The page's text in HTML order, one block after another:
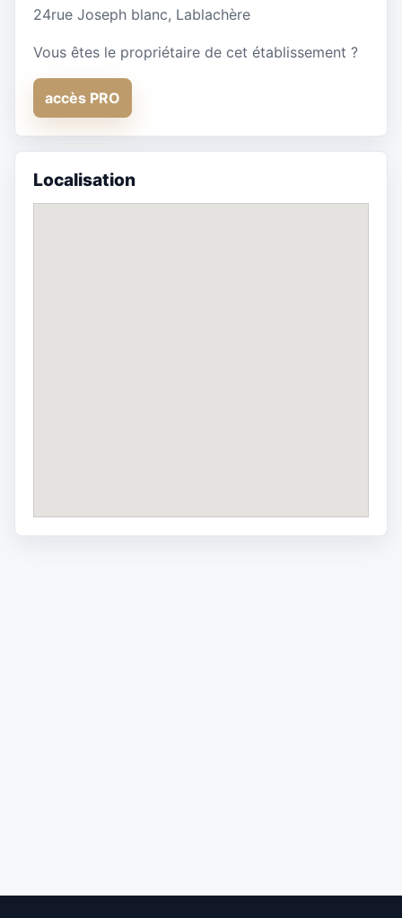
24rue Joseph blanc, Lablachère
Vous êtes le propriétaire de cet établissement ?
accès PRO
Localisation